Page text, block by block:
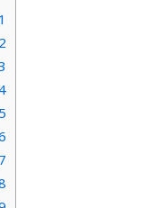
1.
2.
4.
5.
7.